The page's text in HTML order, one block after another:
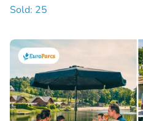
Sold: 25